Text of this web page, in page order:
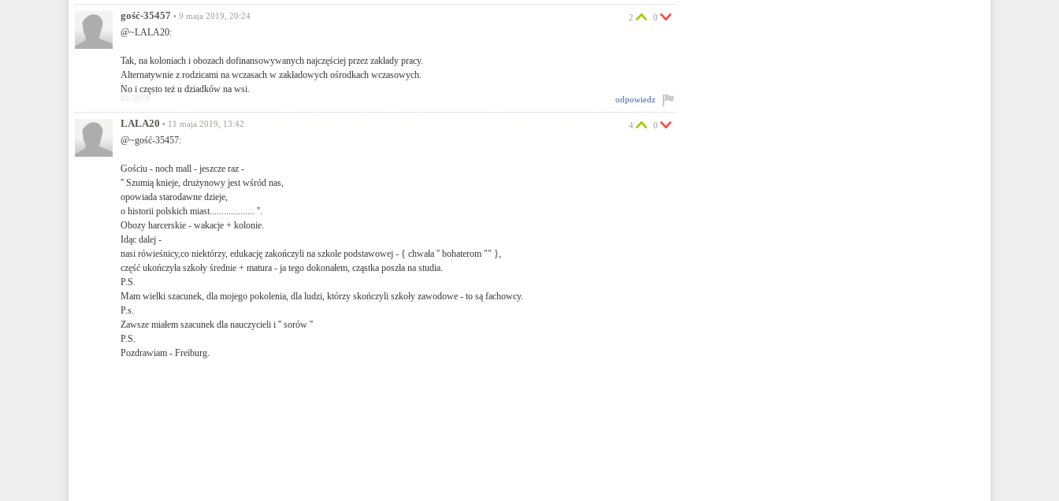
gość-35457 • 9 maja 2019, 20:24
@~LALA20:
Tak, na koloniach i obozach dofinansowywanych najczęściej przez zakłady pracy.
Alternatywnie z rodzicami na wczasach w zakładowych ośrodkach wczasowych.
No i często też u dziadków na wsi.
2 0
odpowiedz
ID:78978
LALA20 • 11 maja 2019, 13:42
@~gość-35457:
Gościu - noch mall - jeszcze raz -
'' Szumią knieje, drużynowy jest wśród nas,
opowiada starodawne dzieje,
o historii polskich miast................... ''.
Obozy harcerskie - wakacje + kolonie.
Idąc dalej -
nasi rówieśnicy,co niektórzy, edukację zakończyli na szkole podstawowej - { chwała '' bohaterom "" },
część ukończyła szkoły średnie + matura - ja tego dokonałem, cząstka poszła na studia.
P.S.
Mam wielki szacunek, dla mojego pokolenia, dla ludzi, którzy skończyli szkoły zawodowe - to są fachowcy.
P.s.
Zawsze miałem szacunek dla nauczycieli i '' sorów ''
P.S.
Pozdrawiam - Freiburg.
4 0